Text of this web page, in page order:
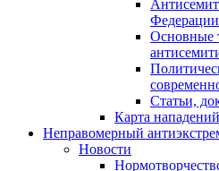
Федерации
Основные
Статьи,
Карта
Неправомерный
Новости